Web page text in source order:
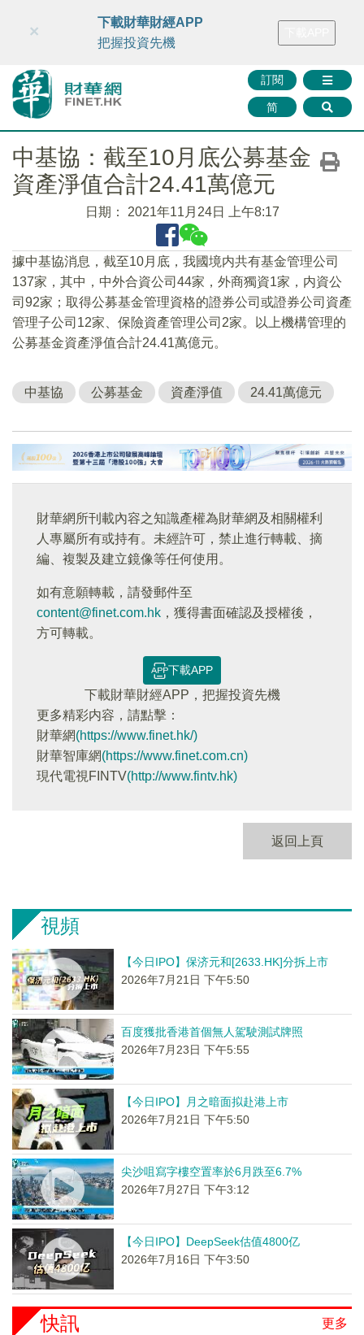
財華智庫網 FINTV FINMETA 財華證券 媒體矩陣
訂閱
简
×
下載財華財經APP
把握投資先機
中基協：截至10月底公募基金
資產淨值合計24.41萬億元
日期： 2021年11月24日 上午8:17
據中基協消息，截至10月底，我國境内共有基金管理公司
137家，其中，中外合資公司44家，外商獨資1家，内資公
司92家；取得公募基金管理資格的證券公司或證券公司資產
管理子公司12家、保險資產管理公司2家。以上機構管理的
公募基金資產淨值合計24.41萬億元。
中基協 公募基金 資產淨值 24.41萬億元
財華網所刊載內容之知識產權為財華網及相關權利
人專屬所有或持有。未經許可，禁止進行轉載、摘
編、複製及建立鏡像等任何使用。
如有意願轉載，請發郵件至
content@finet.com.hk ，獲得書面確認及授權後，
方可轉載。
下載APP
下載財華財經APP，把握投資先機
更多精彩内容，請點擊：
財華網(https://www.finet.hk/)
財華智庫網(https://www.finet.com.cn)
現代電視FINTV(http://www.fintv.hk)
返回上頁
視頻
【今日IPO】保济元和[2633.HK]分拆上市
2026年7月21日 下午5:50
百度獲批香港首個無人駕駛測試牌照
2026年7月23日 下午5:55
【今日IPO】月之暗面拟赴港上市
2026年7月21日 下午5:50
尖沙咀寫字樓空置率於6月跌至6.7%
2026年7月27日 下午3:12
【今日IPO】DeepSeek估值4800亿
2026年7月16日 下午3:50
更多
快訊